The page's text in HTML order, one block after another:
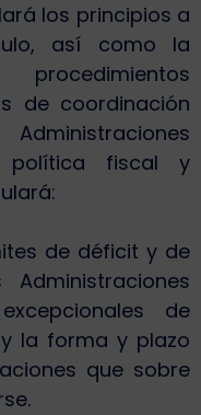
los principios a
así como la
de coordinación
política fiscal y
de déficit y de
de
la forma y plazo
que sobre